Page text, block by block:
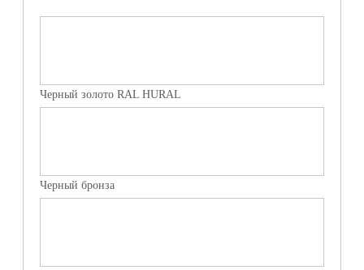
Черный золото RAL HURAL
Черный бронза